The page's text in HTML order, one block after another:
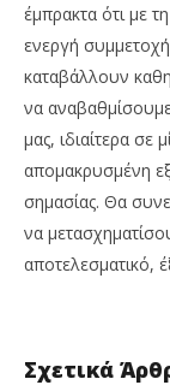
έμπρακτα ότι με
ενεργή
καταβάλλουν
να
μας, ιδιαίτερα
απομακρυσμένη
σημασίας. Θα
να
αποτελεσματικό,
Σχετικά